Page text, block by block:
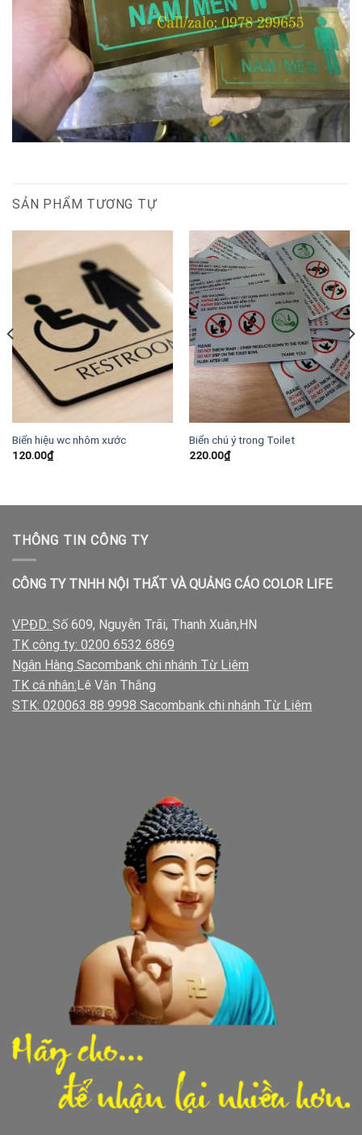
SẢN PHẨM TƯƠNG TỰ
Biển hiệu wc nhôm xước
120.00₫
Biển chú ý trong Toilet
220.00₫
THÔNG TIN CÔNG TY
CÔNG TY TNHH NỘI THẤT VÀ QUẢNG CÁO COLOR LIFE
VPĐD: Số 609, Nguyễn Trãi, Thanh Xuân,HN
TK công ty: 0200 6532 6869
Ngân Hàng Sacombank chi nhánh Từ Liêm
TK cá nhân: Lê Văn Thắng
STK: 020063 88 9998 Sacombank chi nhánh Từ Liêm